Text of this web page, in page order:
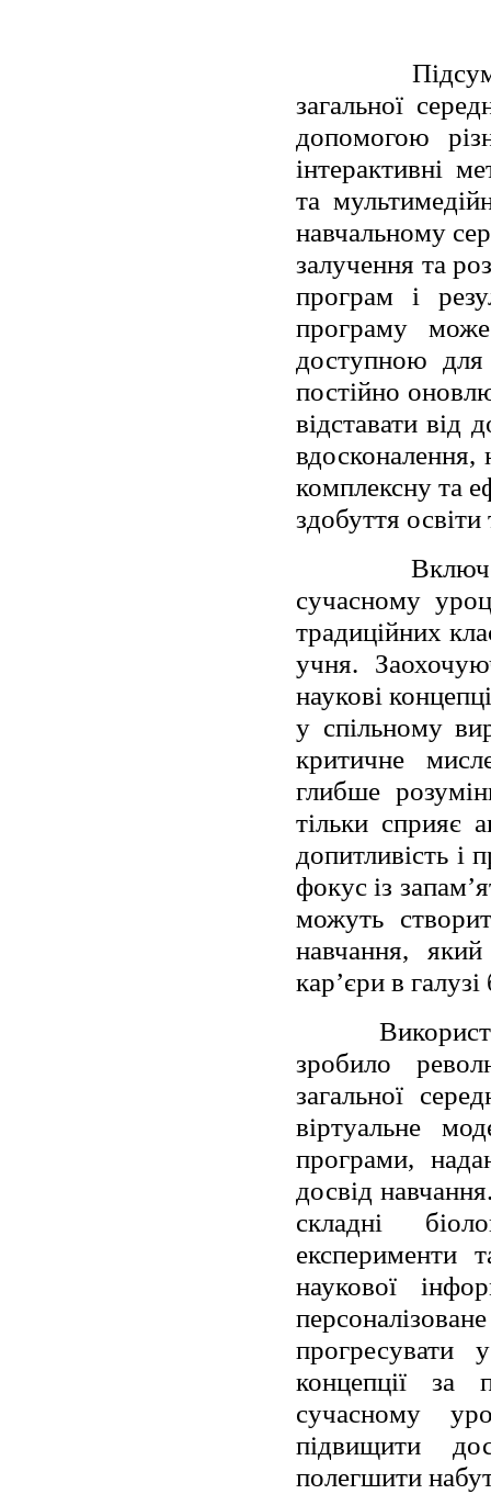
загальної
допомогою
інтерактивні
та
навчальному
залучення та
програм і
програму
доступною для
постійно
відставати від
вдосконалення,
комплексну та
здобуття
сучасному
традиційних
учня.
наукові
у спільному
критичне
глибше
тільки сприяє
допитливість і
фокус із
можуть
навчання,
кар’єри в галузі
зробило
загальної
віртуальне
програми,
досвід
складні
експерименти
наукової
прогресувати
концепції за
сучасному
підвищити
полегшити